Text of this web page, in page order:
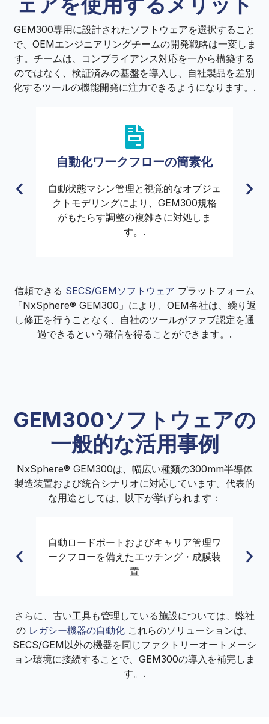
GEM300専用に設計されたソフトウェアを選択すること
で、OEMエンジニアリングチームの開発戦略は一変しま
す。チームは、コンプライアンス対応を一から構築する
のではなく、検証済みの基盤を導入し、自社製品を差別
化するツールの機能開発に注力できるようになります。.
自動化ワークフローの簡素化
自動状態マシン管理と視覚的なオブジェ
クトモデリングにより、GEM300規格
がもたらす調整の複雑さに対処しま
す。.
信頼できる SECS/GEMソフトウェア プラットフォーム
「NxSphere® GEM300」により、OEM各社は、繰り返
し修正を行うことなく、自社のツールがファブ認定を通
過できるという確信を得ることができます。.
GEM300ソフトウェアの
一般的な活用事例
NxSphere® GEM300は、幅広い種類の300mm半導体
製造装置および統合シナリオに対応しています。代表的
な用途としては、以下が挙げられます：
自動ロードポートおよびキャリア管理ワ
ークフローを備えたエッチング・成膜装
置
さらに、古い工具も管理している施設については、弊社
の レガシー機器の自動化 これらのソリューションは、
SECS/GEM以外の機器を同じファクトリーオートメーシ
ョン環境に接続することで、GEM300の導入を補完しま
す。.